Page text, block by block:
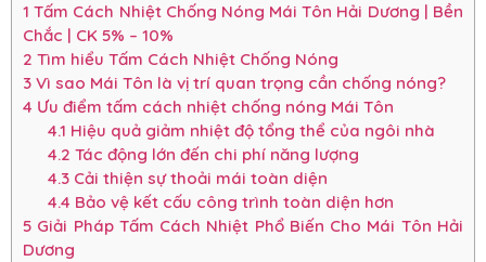
1 Tấm Cách Nhiệt Chống Nóng Mái Tôn Hải Dương | Bền
Chắc | CK 5% – 10%
2 Tìm hiểu Tấm Cách Nhiệt Chống Nóng
3 Vì sao Mái Tôn là vị trí quan trọng cần chống nóng?
4 Ưu điểm tấm cách nhiệt chống nóng Mái Tôn
4.1 Hiệu quả giảm nhiệt độ tổng thể của ngôi nhà
4.2 Tác động lớn đến chi phí năng lượng
4.3Cải thiện sự thoải mái toàn diện
4.4 Bảo vệ kết cấu công trình toàn diện hơn
5 Giải Pháp Tấm Cách Nhiệt Phổ Biến Cho Mái Tôn Hải
Dương